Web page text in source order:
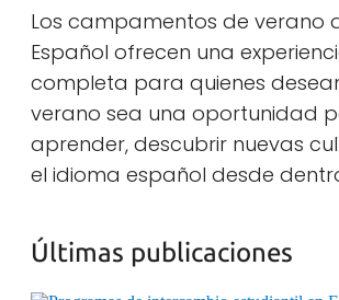
Los campamentos de verano
Español ofrecen una
completa para quienes
verano sea una oportunidad
aprender, descubrir nuevas
el idioma español desde
Últimas publicaciones